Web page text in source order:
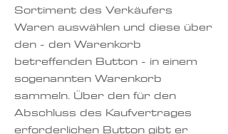
Sortiment des Verkäufers
Waren auswählen und diese über
den - den Warenkorb
betreffenden Button - in einem
sogenannten Warenkorb
sammeln. Über den für den
Abschluss des Kaufvertrages
erforderlichen Button gibt er